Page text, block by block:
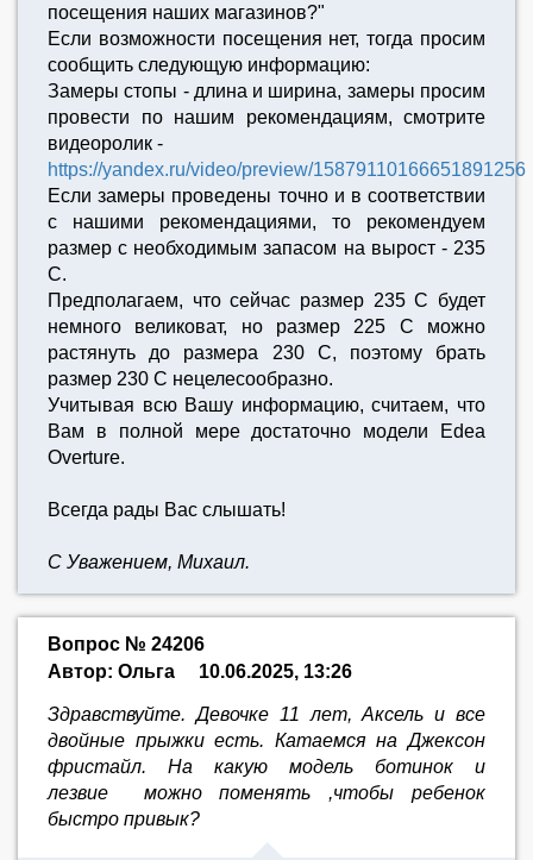
посещения наших магазинов?"
Если возможности посещения нет, тогда просим
сообщить следующую информацию:
Замеры стопы - длина и ширина, замеры просим
провести по нашим рекомендациям, смотрите
видеоролик -
https://yandex.ru/video/preview/15879110166651891256
Если замеры проведены точно и в соответствии
с нашими рекомендациями, то рекомендуем
размер с необходимым запасом на вырост - 235
С.
Предполагаем, что сейчас размер 235 С будет
немного великоват, но размер 225 С можно
растянуть до размера 230 С, поэтому брать
размер 230 С нецелесообразно.
Учитывая всю Вашу информацию, cчитаем, что
Вам в полной мере достаточно модели Edea
Overture.
Всегда рады Вас слышать!
С Уважением, Михаил.
Вопрос № 24206
Автор: Ольга
10.06.2025, 13:26
Здравствуйте. Девочке 11 лет, Аксель и все
двойные прыжки есть. Катаемся на Джексон
фристайл. На какую модель ботинок и
лезвие можно поменять ,чтобы ребенок
быстро привык?